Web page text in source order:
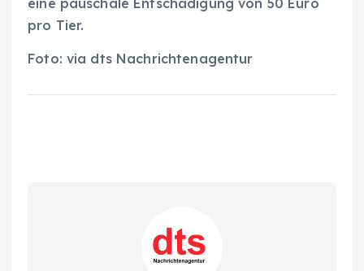
pro Tier.
Foto: via dts Nachrichtenagentur